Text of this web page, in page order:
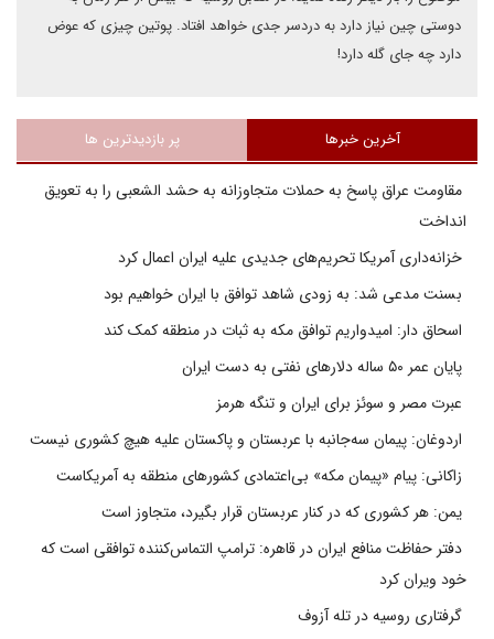
دوستی چین نیاز دارد به دردسر جدی خواهد افتاد. پوتین چیزی که عوض
دارد چه جای گله دارد!
آخرین خبرها پر بازدیدترین ها
مقاومت عراق پاسخ به حملات متجاوزانه به حشد الشعبی را به تعویق
انداخت
خزانه‌داری آمریکا تحریم‌های جدیدی علیه ایران اعمال کرد
بسنت مدعی شد: به زودی شاهد توافق با ایران خواهیم بود
اسحاق دار: امیدواریم توافق مکه به ثبات در منطقه کمک کند
پایان عمر ۵۰ ساله دلارهای نفتی به دست ایران
عبرت مصر و سوئز برای ایران و تنگه هرمز
اردوغان: پیمان سه‌جانبه با عربستان و پاکستان علیه هیچ کشوری نیست
زاکانی: پیام «پیمان مکه» بی‌اعتمادی کشورهای منطقه به آمریکاست
یمن: هر کشوری که در کنار عربستان قرار بگیرد، متجاوز است
دفتر حفاظت منافع ایران در قاهره: ترامپ التماس‌کننده توافقی است که
خود ویران کرد
گرفتاری روسیه در تله آزوف